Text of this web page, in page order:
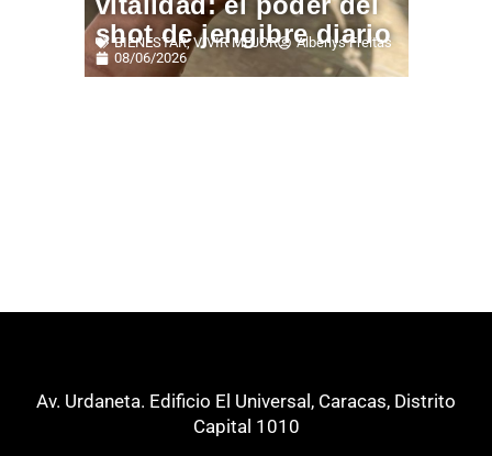
shot de jengibre diario
BIENESTAR,VIVIR MEJOR
Alberlys Freitas
08/06/2026
Av. Urdaneta. Edificio El Universal, Caracas, Distrito
Capital 1010